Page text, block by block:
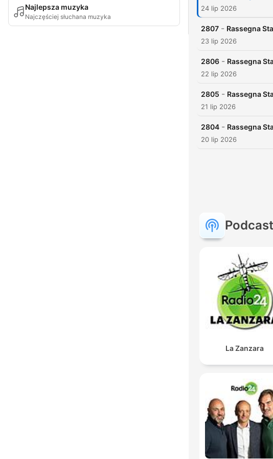
Najlepsza muzyka
Najczęściej słuchana muzyka
24 lip 2026
2807 - Rassegna
23 lip 2026
2806 - Rassegna
22 lip 2026
2805 - Rassegna
21 lip 2026
2804 - Rassegna
20 lip 2026
La Zanzara